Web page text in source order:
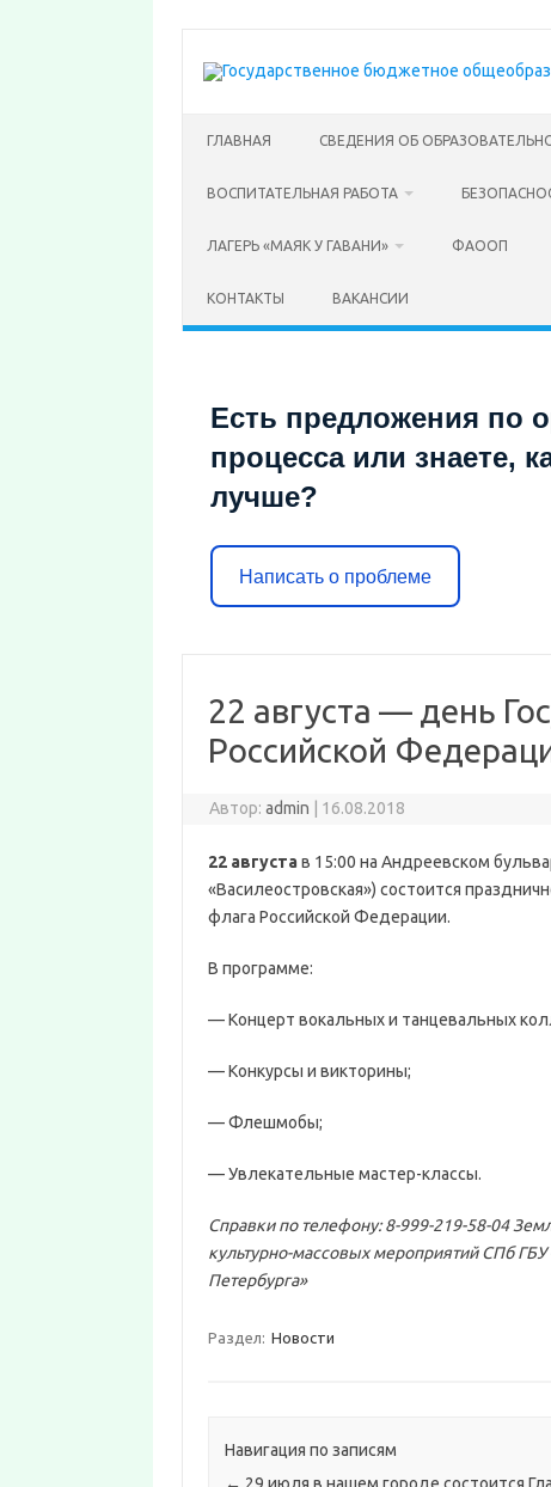
содержимому
ГЛАВНАЯ СВЕДЕНИЯ ОБ
ВОСПИТАТЕЛЬНАЯ РАБОТА
ЛАГЕРЬ «МАЯК У ГАВАНИ» ФАООП
КОНТАКТЫ ВАКАНСИИ
Есть предложения по
процесса или знаете,
лучше?
Написать о проблеме
22 августа — день
Российской
Автор:admin 16.08.2018
22 августав 15:00 на Андреевском
«Василеостровская») состоится
флага Российской Федерации.
В программе:
— Концерт вокальных и танцевальных
— Конкурсы и викторины;
— Флешмобы;
— Увлекательные мастер-классы.
Справки по телефону:8-999-219-58-04
культурно-массовых мероприятий СПб
Петербурга»
Раздел: Новости
Навигация по записям